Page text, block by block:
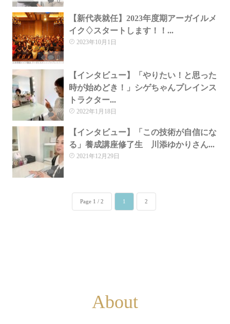
0
【新代表就任】2023年度期アーガイルメ
イク♢スタートします！！...
2023年10月1日
0
【インタビュー】「やりたい！と思った
時が始めどき！」シゲちゃんプレインス
トラクター...
2022年1月18日
0
【インタビュー】「この技術が自信にな
る」養成講座修了生 川添ゆかりさん...
2021年12月29日
Page 1 / 2 1 2
About